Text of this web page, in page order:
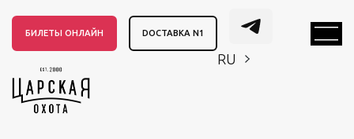
БИЛЕТЫ ОНЛАЙН DОСТАВКА N1
RU
EN CH